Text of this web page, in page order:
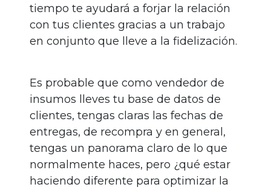
tiempo te ayudará a forjar la relación
con tus clientes gracias a un trabajo
en conjunto que lleve a la fidelización.
Es probable que como vendedor de
insumos lleves tu base de datos de
clientes, tengas claras las fechas de
entregas, de recompra y en general,
tengas un panorama claro de lo que
normalmente haces, pero ¿qué estar
haciendo diferente para optimizar la